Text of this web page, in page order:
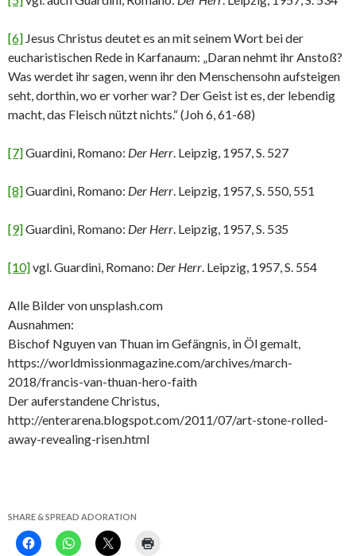
[6] Jesus Christus deutet es an mit seinem Wort bei der
eucharistischen Rede in Karfanaum: „Daran nehmt ihr Anstoß?
Was werdet ihr sagen, wenn ihr den Menschensohn aufsteigen
seht, dorthin, wo er vorher war? Der Geist ist es, der lebendig
macht, das Fleisch nützt nichts.“ (Joh 6, 61-68)
[7]Guardini, Romano: Der Herr. Leipzig, 1957, S. 527
[8]Guardini, Romano: Der Herr. Leipzig, 1957, S. 550, 551
[9]Guardini, Romano: Der Herr. Leipzig, 1957, S. 535
[10]vgl. Guardini, Romano: Der Herr. Leipzig, 1957, S. 554
Alle Bilder von unsplash.com
Ausnahmen:
Bischof Nguyen van Thuan im Gefängnis, in Öl gemalt,
https://worldmissionmagazine.com/archives/march-
2018/francis-van-thuan-hero-faith
Der auferstandene Christus,
http://enterarena.blogspot.com/2011/07/art-stone-rolled-
away-revealing-risen.html
SHARE & SPREAD ADORATION